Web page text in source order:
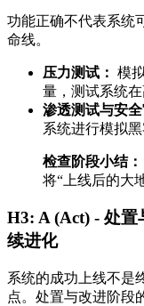
功能正确不代表系统
命线。
压力测试： 模
量，测试系统
渗透测试与安全
系统进行模拟
检查阶段小结：
将“上线后的大
H3: A (Act) - 处
续进化
系统的成功上线不是
点。处置与改进阶段